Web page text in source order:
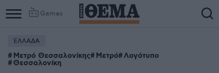
Games
ΕΛΛΑΔΑ
Μετρό Θεσσαλονίκης Μετρό Λογότυπο
Θεσσαλονίκη